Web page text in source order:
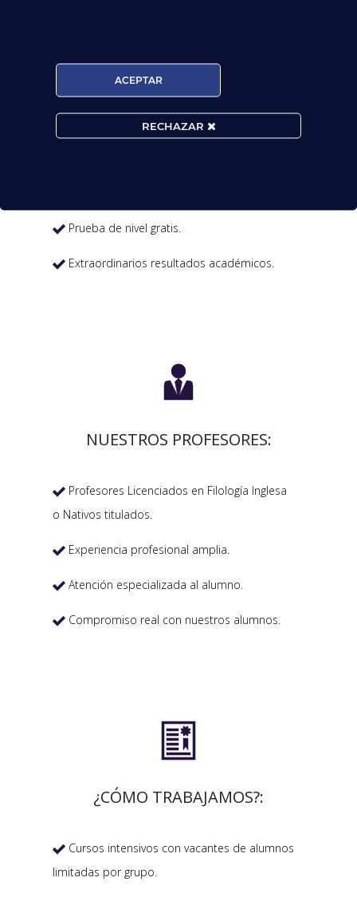
 Prueba de nivel gratis.
 Extraordinarios resultados académicos.

NUESTROS PROFESORES:
 Profesores Licenciados en Filología Inglesa
o Nativos titulados.
 Experiencia profesional amplia.
 Atención especializada al alumno.
 Compromiso real con nuestros alumnos.

¿CÓMO TRABAJAMOS?:
 Cursos intensivos con vacantes de alumnos
limitadas por grupo.
ACEPTAR
RECHAZAR